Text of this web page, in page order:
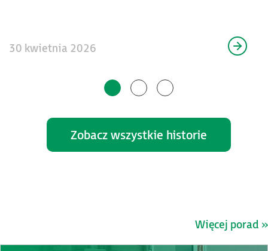
30 kwietnia 2026
Zobacz wszystkie historie
Więcej porad »